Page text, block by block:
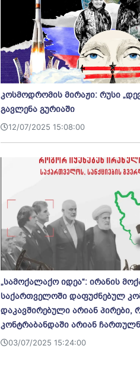
კოსმოდრომის მირაჟი: რუსი
გავლენა გურიაში
12/07/2025 15:08:00
„სამოქალაქო იდეა“: ირანის
საქართველოში დაფუძნებულ
დაკავშირებული არიან პირები,
კონტრაბანდაში არიან
03/07/2025 15:24:00